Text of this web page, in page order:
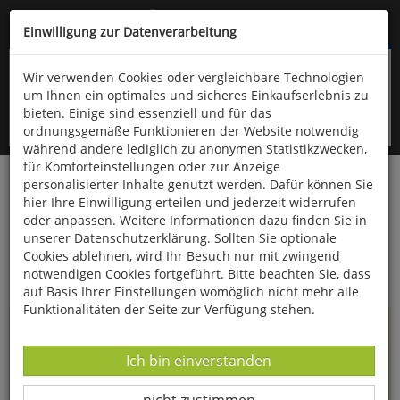
Kompletten Head der Seite überspringen
oder (06766) 9323-960
Startseite Informationen
Uppps...
Sie sind weitergeleitet worden !
haben zu öffnen, gibt es leider nicht mehr in unserem
Einwilligung zur Datenverarbeitung
Wir verwenden Cookies oder vergleichbare Technologien
um Ihnen ein optimales und sicheres Einkaufserlebnis zu
bieten. Einige sind essenziell und für das
ordnungsgemäße Funktionieren der Website notwendig
während andere lediglich zu anonymen Statistikzwecken,
für Komforteinstellungen oder zur Anzeige
personalisierter Inhalte genutzt werden. Dafür können Sie
hier Ihre Einwilligung erteilen und jederzeit widerrufen
oder anpassen. Weitere Informationen dazu finden Sie in
unserer Datenschutzerklärung. Sollten Sie optionale
Cookies ablehnen, wird Ihr Besuch nur mit zwingend
notwendigen Cookies fortgeführt. Bitte beachten Sie, dass
auf Basis Ihrer Einstellungen womöglich nicht mehr alle
Funktionalitäten der Seite zur Verfügung stehen.
Datenverarbeitung -
Ich bin einverstanden